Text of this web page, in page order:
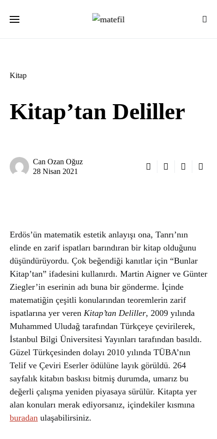
Kitap
Kitap’tan Deliller
Can Ozan Oğuz
28 Nisan 2021
Erdös’ün matematik estetik anlayışı ona, Tanrı’nın
elinde en zarif ispatları barındıran bir kitap olduğunu
düşündürüyordu. Çok beğendiği kanıtlar için “Bunlar
Kitap’tan” ifadesini kullanırdı. Martin Aigner ve Günter
Ziegler’in eserinin adı buna bir gönderme. İçinde
matematiğin çeşitli konularından teoremlerin zarif
ispatlarına yer veren Kitap’tan Deliller, 2009 yılında
Muhammed Uludağ tarafından Türkçeye çevirilerek,
İstanbul Bilgi Üniversitesi Yayınları tarafından basıldı.
Güzel Türkçesinden dolayı 2010 yılında TÜBA’nın
Telif ve Çeviri Eserler ödülüne layık görüldü. 264
sayfalık kitabın baskısı bitmiş durumda, umarız bu
değerli çalışma yeniden piyasaya sürülür. Kitapta yer
alan konuları merak ediyorsanız, içindekiler kısmına
buradan ulaşabilirsiniz.